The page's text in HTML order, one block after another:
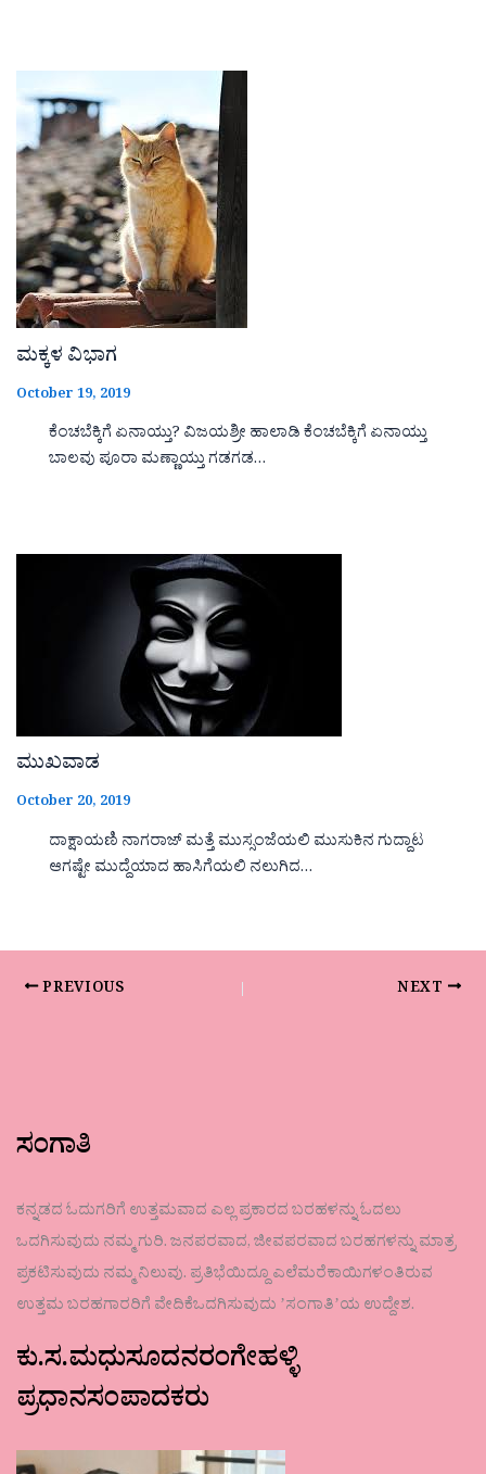
ಮಕ್ಕಳ ವಿಭಾಗ
October 19, 2019
ಕೆಂಚಬೆಕ್ಕಿಗೆ ಏನಾಯ್ತು? ವಿಜಯಶ್ರೀ ಹಾಲಾಡಿ ಕೆಂಚಬೆಕ್ಕಿಗೆ ಏನಾಯ್ತು
ಬಾಲವು ಪೂರಾ ಮಣ್ಣಾಯ್ತು ಗಡಗಡ…
ಮುಖವಾಡ
October 20, 2019
ದಾಕ್ಷಾಯಣಿ ನಾಗರಾಜ್ ಮತ್ತೆ ಮುಸ್ಸಂಜೆಯಲಿ ಮುಸುಕಿನ ಗುದ್ದಾಟ
ಆಗಷ್ಟೇ ಮುದ್ದೆಯಾದ ಹಾಸಿಗೆಯಲಿ ನಲುಗಿದ…
PREVIOUS NEXT
ಸಂಗಾತಿ
ಕನ್ನಡದ ಓದುಗರಿಗೆ ಉತ್ತಮವಾದ ಎಲ್ಲ ಪ್ರಕಾರದ ಬರಹಳನ್ನು ಓದಲು
ಒದಗಿಸುವುದು ನಮ್ಮ ಗುರಿ. ಜನಪರವಾದ, ಜೀವಪರವಾದ ಬರಹಗಳನ್ನು ಮಾತ್ರ
ಪ್ರಕಟಿಸುವುದು ನಮ್ಮ ನಿಲುವು. ಪ್ರತಿಭೆಯಿದ್ದೂ ಎಲೆಮರೆಕಾಯಿಗಳಂತಿರುವ
ಉತ್ತಮ ಬರಹಗಾರರಿಗೆ ವೇದಿಕೆಒದಗಿಸುವುದು ʼಸಂಗಾತಿʼಯ ಉದ್ದೇಶ.
ಕು.ಸ.ಮಧುಸೂದನರಂಗೇಹಳ್ಳಿ
ಪ್ರಧಾನಸಂಪಾದಕರು